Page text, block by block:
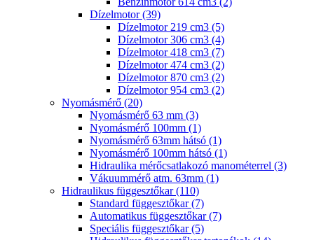
Dízelmotor (39)
Dízelmotor 219 cm3 (5)
Dízelmotor 306 cm3 (4)
Dízelmotor 418 cm3 (7)
Dízelmotor 474 cm3 (2)
Dízelmotor 870 cm3 (2)
Dízelmotor 954 cm3 (2)
Nyomásmérő (20)
Nyomásmérő 63 mm (3)
Nyomásmérő 100mm (1)
Nyomásmérő 63mm hátsó (1)
Nyomásmérő 100mm hátsó (1)
Hidraulika mérőcsatlakozó manométerrel (3)
Vákuummérő atm. 63mm (1)
Hidraulikus függesztőkar (110)
Standard függesztőkar (7)
Automatikus függesztőkar (7)
Speciális függesztőkar (5)